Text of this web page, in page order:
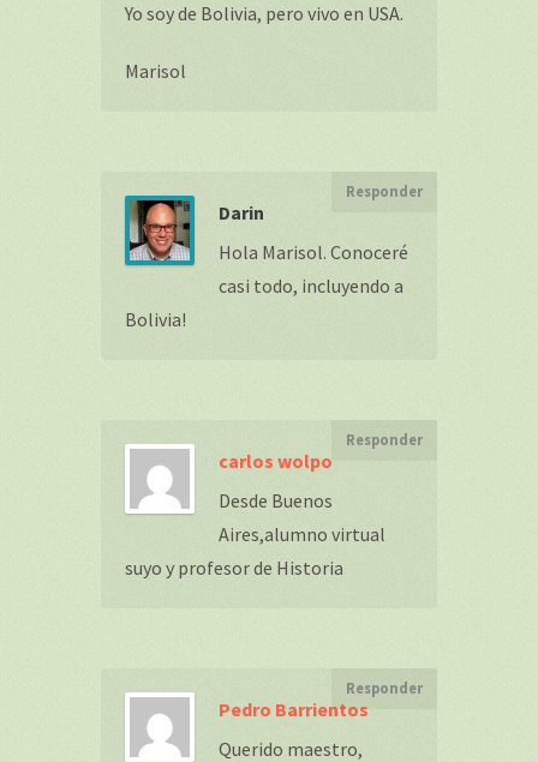
Yo soy de Bolivia, pero vivo en USA.
Marisol
Darin
Responder
Hola Marisol. Conoceré
casi todo, incluyendo a
Bolivia!
carlos wolpo
Responder
Desde Buenos
Aires,alumno virtual
suyo y profesor de Historia
Pedro Barrientos
Responder
Querido maestro,